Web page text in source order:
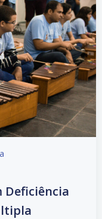
Deficiência